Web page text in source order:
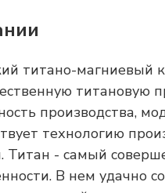
титано-магниевый
титановую
производства,
технологию
Титан - самый
В нем удачно